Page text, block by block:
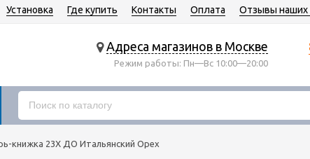
Установка Где купить Контакты Оплата Отзывы наших
Адреса магазинов в Москве
Режим работы: Пн—Вс 10:00—20:00
книжка 23Х ДО Итальянский Орех